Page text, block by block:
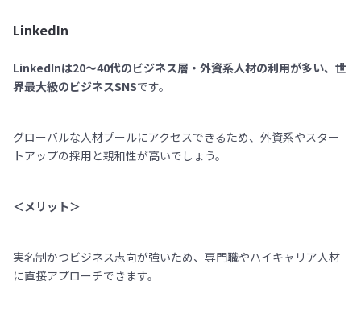
LinkedIn
LinkedInは20〜40代のビジネス層・外資系人材の利用が多い、世
界最大級のビジネスSNSです。
グローバルな人材プールにアクセスできるため、外資系やスター
トアップの採用と親和性が高いでしょう。
＜メリット＞
実名制かつビジネス志向が強いため、専門職やハイキャリア人材
に直接アプローチできます。